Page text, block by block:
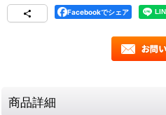
Facebookでシェア
商品詳細